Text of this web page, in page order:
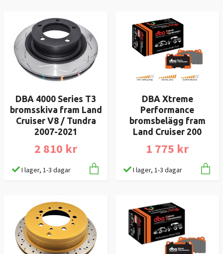
DBA 4000 Series T3
bromsskiva fram Land
Cruiser V8 / Tundra
2007-2021
2 810 kr
I lager, 1-3 dagar
DBA Xtreme
Performance
bromsbelägg fram
Land Cruiser 200
1 775 kr
I lager, 1-3 dagar